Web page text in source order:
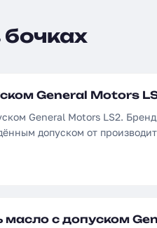
General Motors
General Motors LS2.
допуском от
с допуском